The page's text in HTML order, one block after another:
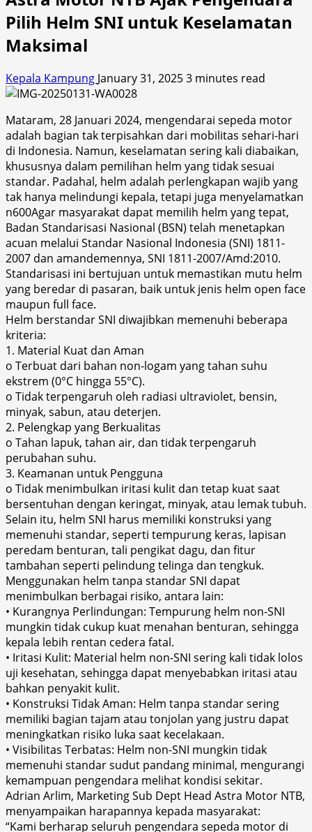
Pilih Helm SNI untuk Keselamatan
Maksimal
Kepala Kampung January 31, 20253 minutes read
Mataram, 28 Januari 2024, mengendarai sepeda motor
adalah bagian tak terpisahkan dari mobilitas sehari-hari
di Indonesia. Namun, keselamatan sering kali diabaikan,
khususnya dalam pemilihan helm yang tidak sesuai
standar. Padahal, helm adalah perlengkapan wajib yang
tak hanya melindungi kepala, tetapi juga menyelamatkan
n600Agar masyarakat dapat memilih helm yang tepat,
Badan Standarisasi Nasional (BSN) telah menetapkan
acuan melalui Standar Nasional Indonesia (SNI) 1811-
2007 dan amandemennya, SNI 1811-2007/Amd:2010.
Standarisasi ini bertujuan untuk memastikan mutu helm
yang beredar di pasaran, baik untuk jenis helm open face
maupun full face.
Helm berstandar SNI diwajibkan memenuhi beberapa
kriteria:
1. Material Kuat dan Aman
o Terbuat dari bahan non-logam yang tahan suhu
ekstrem (0°C hingga 55°C).
o Tidak terpengaruh oleh radiasi ultraviolet, bensin,
minyak, sabun, atau deterjen.
2. Pelengkap yang Berkualitas
o Tahan lapuk, tahan air, dan tidak terpengaruh
perubahan suhu.
3. Keamanan untuk Pengguna
o Tidak menimbulkan iritasi kulit dan tetap kuat saat
bersentuhan dengan keringat, minyak, atau lemak tubuh.
Selain itu, helm SNI harus memiliki konstruksi yang
memenuhi standar, seperti tempurung keras, lapisan
peredam benturan, tali pengikat dagu, dan fitur
tambahan seperti pelindung telinga dan tengkuk.
Menggunakan helm tanpa standar SNI dapat
menimbulkan berbagai risiko, antara lain:
• Kurangnya Perlindungan: Tempurung helm non-SNI
mungkin tidak cukup kuat menahan benturan, sehingga
kepala lebih rentan cedera fatal.
• Iritasi Kulit: Material helm non-SNI sering kali tidak lolos
uji kesehatan, sehingga dapat menyebabkan iritasi atau
bahkan penyakit kulit.
• Konstruksi Tidak Aman: Helm tanpa standar sering
memiliki bagian tajam atau tonjolan yang justru dapat
meningkatkan risiko luka saat kecelakaan.
• Visibilitas Terbatas: Helm non-SNI mungkin tidak
memenuhi standar sudut pandang minimal, mengurangi
kemampuan pengendara melihat kondisi sekitar.
Adrian Arlim, Marketing Sub Dept Head Astra Motor NTB,
menyampaikan harapannya kepada masyarakat:
“Kami berharap seluruh pengendara sepeda motor di